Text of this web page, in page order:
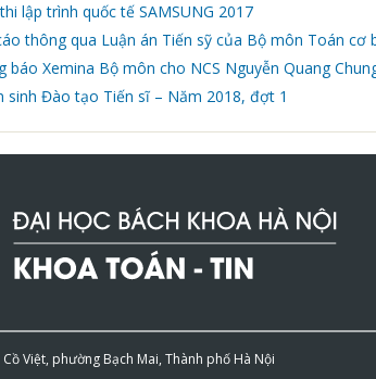
lập trình quốc tế SAMSUNG 2017
thông qua Luận án Tiến sỹ của Bộ môn Toán cơ
báo Xemina Bộ môn cho NCS Nguyễn Quang
sinh Đào tạo Tiến sĩ – Năm 2018, đợt 1
Việt, phường Bạch Mai, Thành phố Hà Nội